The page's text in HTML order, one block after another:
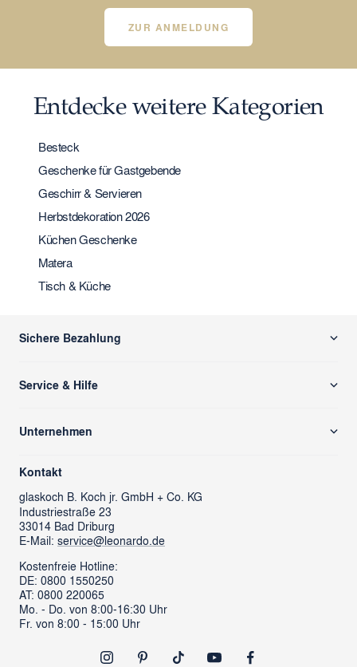
ZUR ANMELDUNG
Entdecke weitere Kategorien
Besteck
Geschenke für Gastgebende
Geschirr & Servieren
Herbstdekoration 2026
Küchen Geschenke
Matera
Tisch & Küche
Sichere Bezahlung
Unternehmen
Über uns
LEONARDO News
Karriere
Verantwortung
ProSales Gastronomie
LIVING Möbel
Newsletter
Service & Hilfe
Kontaktformular
Ansprechpartner & Presse
LEONARDO Firmengeschenke
FAQs
Händlersuche
Retoure anmelden
Vertrag widerrufen
Kontakt
glaskoch B. Koch jr. GmbH + Co. KG
Industriestraße 23
33014 Bad Driburg
E-Mail: service@leonardo.de
Kostenfreie Hotline:
DE: 0800 1550250
AT: 0800 220065
Mo. - Do. von 8:00-16:30 Uhr
Fr. von 8:00 - 15:00 Uhr